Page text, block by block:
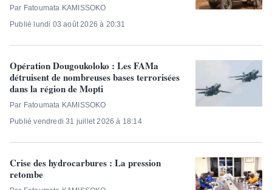
Par Fatoumata KAMISSOKO
Publié lundi 03 août 2026 à 20:31
Opération Dougoukoloko : Les FAMa
détruisent de nombreuses bases terrorisées
dans la région de Mopti
Par Fatoumata KAMISSOKO
Publié vendredi 31 juillet 2026 à 18:14
Crise des hydrocarbures : La pression
retombe